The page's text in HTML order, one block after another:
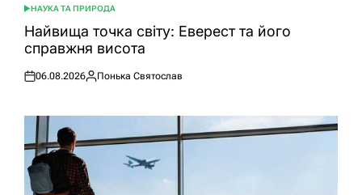
ОПУБЛІКУВАТИ
У
НАУКА ТА ПРИРОДА
Найвища точка світу: Еверест та його
справжня висота
Оприлюднено
06.08.2026
Опубліковано
Понька Святослав